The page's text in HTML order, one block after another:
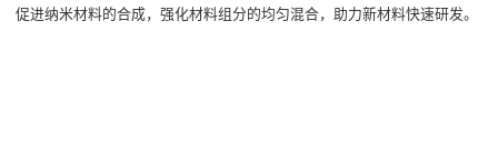
促进纳米材料的合成，强化材料组分的均匀混合，助力新材料快速研发。